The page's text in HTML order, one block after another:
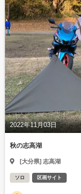
2022年11月03日
秋の志高湖
[大分県] 志高湖
ソロ 区画サイト